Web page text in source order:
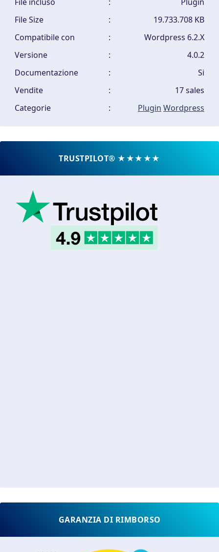
File Size
:
19.733.708 KB
Compatibile con
:
Wordpress 6.2.X
Versione
:
4.0.2
Documentazione
:
Si
Vendite
:
17 sales
Categorie
: Plugin Wordpress
TRUSTPILOT® ★★★★★
GARANZIA DI RIMBORSO